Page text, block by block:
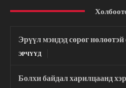
Эрүүл мэндэд сөрөг
ЭРЧҮҮД
Болхи байдал харилцаанд